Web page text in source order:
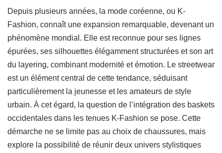
Depuis plusieurs années, la mode coréenne, ou K-
Fashion, connaît une expansion remarquable, devenant un
phénomène mondial. Elle est reconnue pour ses lignes
épurées, ses silhouettes élégamment structurées et son art
du layering, combinant modernité et émotion. Le streetwear
est un élément central de cette tendance, séduisant
particulièrement la jeunesse et les amateurs de style
urbain. À cet égard, la question de l’intégration des baskets
occidentales dans les tenues K-Fashion se pose. Cette
démarche ne se limite pas au choix de chaussures, mais
explore la possibilité de réunir deux univers stylistiques